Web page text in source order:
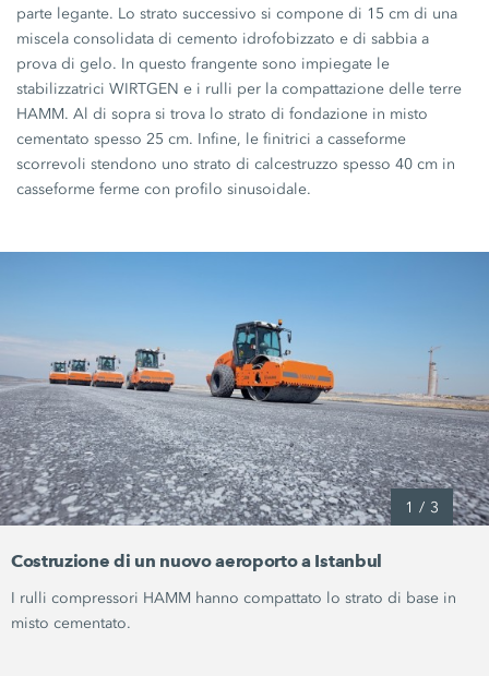
parte legante. Lo strato successivo si compone di 15 cm di una
miscela consolidata di cemento idrofobizzato e di sabbia a
prova di gelo. In questo frangente sono impiegate le
stabilizzatrici WIRTGEN e i rulli per la compattazione delle terre
HAMM. Al di sopra si trova lo strato di fondazione in misto
cementato spesso 25 cm. Infine, le finitrici a casseforme
scorrevoli stendono uno strato di calcestruzzo spesso 40 cm in
casseforme ferme con profilo sinusoidale.
1 / 3
Costruzione di un nuovo aeroporto a Istanbul
I rulli compressori HAMM hanno compattato lo strato di base in
misto cementato.